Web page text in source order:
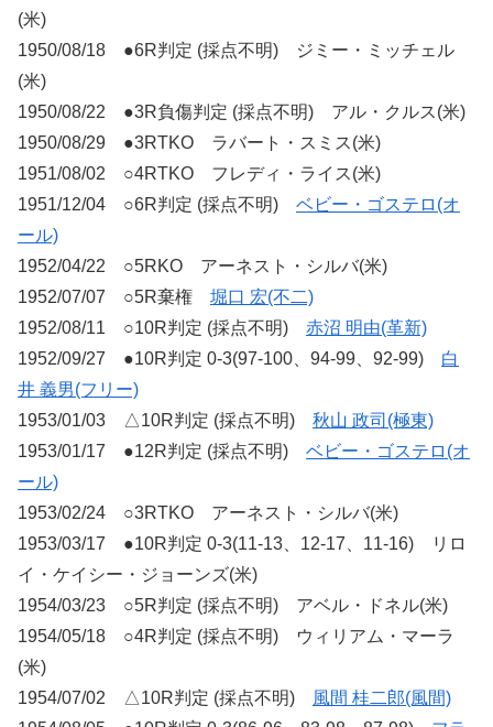
(米)
1950/08/18 ●6R判定 (採点不明) ジミー・ミッチェル
(米)
1950/08/22 ●3R負傷判定 (採点不明) アル・クルス(米)
1950/08/29 ●3RTKO ラバート・スミス(米)
1951/08/02 ○4RTKO フレディ・ライス(米)
1951/12/04 ○6R判定 (採点不明) ベビー・ゴステロ(オ
ール)
1952/04/22 ○5RKO アーネスト・シルバ(米)
1952/07/07 ○5R棄権 堀口 宏(不二)
1952/08/11 ○10R判定 (採点不明) 赤沼 明由(革新)
1952/09/27 ●10R判定 0-3(97-100、94-99、92-99) 白
井 義男(フリー)
1953/01/03 △10R判定 (採点不明) 秋山 政司(極東)
1953/01/17 ●12R判定 (採点不明) ベビー・ゴステロ(オ
ール)
1953/02/24 ○3RTKO アーネスト・シルバ(米)
1953/03/17 ●10R判定 0-3(11-13、12-17、11-16) リロ
イ・ケイシー・ジョーンズ(米)
1954/03/23 ○5R判定 (採点不明) アベル・ドネル(米)
1954/05/18 ○4R判定 (採点不明) ウィリアム・マーラ
(米)
1954/07/02 △10R判定 (採点不明) 風間 桂二郎(風間)